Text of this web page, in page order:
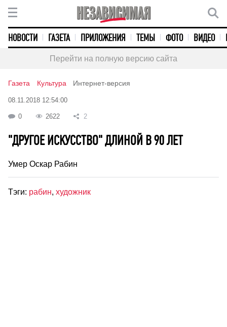
НОВОСТИ ГАЗЕТА ПРИЛОЖЕНИЯ ТЕМЫ ФОТО ВИДЕО
Перейти на полную версию сайта
Газета Культура Интернет-версия
08.11.2018 12:54:00
0 2622 2
"ДРУГОЕ ИСКУССТВО" ДЛИНОЙ В 90 ЛЕТ
Умер Оскар Рабин
Тэги: рабин, художник